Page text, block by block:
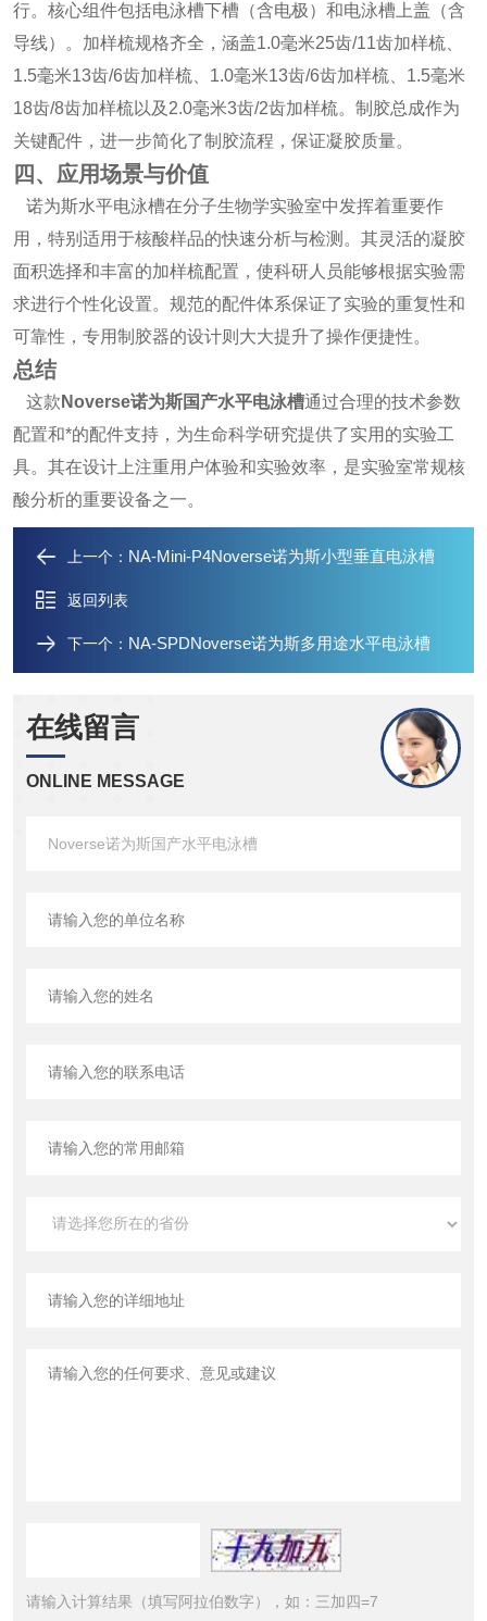
行。核心组件包括电泳槽下槽（含电极）和电泳槽上盖（含
导线）。加样梳规格齐全，涵盖1.0毫米25齿/11齿加样梳、
1.5毫米13齿/6齿加样梳、1.0毫米13齿/6齿加样梳、1.5毫米
18齿/8齿加样梳以及2.0毫米3齿/2齿加样梳。制胶总成作为
关键配件，进一步简化了制胶流程，保证凝胶质量。
四、应用场景与价值
诺为斯水平电泳槽在分子生物学实验室中发挥着重要作
用，特别适用于核酸样品的快速分析与检测。其灵活的凝胶
面积选择和丰富的加样梳配置，使科研人员能够根据实验需
求进行个性化设置。规范的配件体系保证了实验的重复性和
可靠性，专用制胶器的设计则大大提升了操作便捷性。
总结
这款 Noverse诺为斯国产水平电泳槽通过合理的技术参数
配置和*的配件支持，为生命科学研究提供了实用的实验工
具。其在设计上注重用户体验和实验效率，是实验室常规核
酸分析的重要设备之一。
上一个： NA-Mini-P4Noverse诺为斯小型垂直电泳槽
返回列表
下一个： NA-SPDNoverse诺为斯多用途水平电泳槽
在线留言
ONLINE MESSAGE
请输入计算结果（填写阿拉伯数字），如：三加四=7